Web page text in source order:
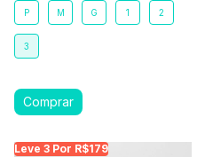
P M G 1 2
3
Leve 3 Por R$179